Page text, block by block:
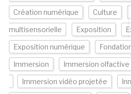
Création numérique Culture
multisensorielle Exposition
Exposition numérique
Immersion Immersion olfactive
Immersion vidéo projetée